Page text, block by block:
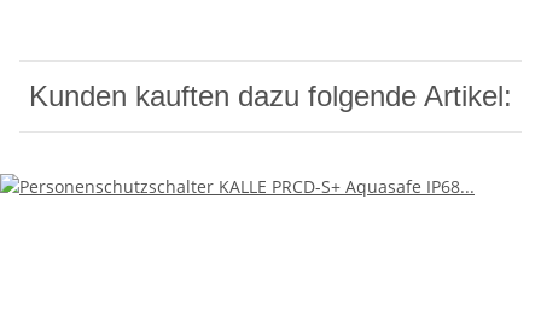
Kunden kauften dazu folgende Artikel: